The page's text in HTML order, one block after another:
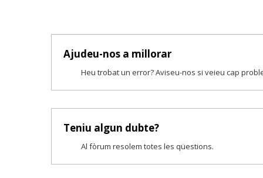
Ajudeu-nos a millorar
Heu trobat un error? Aviseu-nos si veieu cap
Teniu algun dubte?
Al fòrum resolem totes les qüestions.